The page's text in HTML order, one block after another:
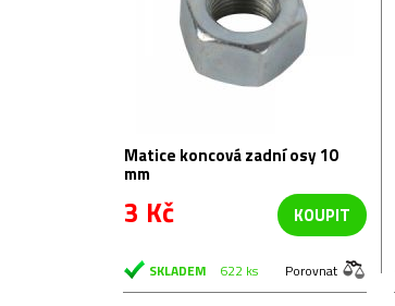
Matice koncová zadní osy 10
mm
3 Kč KOUPIT
SKLADEM 622 ks Porovnat